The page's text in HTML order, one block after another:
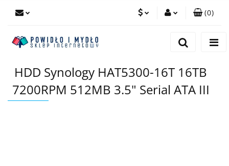
Dodaj zgłoszenie
(0)
HDD Synology HAT5300-16T 16TB
7200RPM 512MB 3.5" Serial ATA III